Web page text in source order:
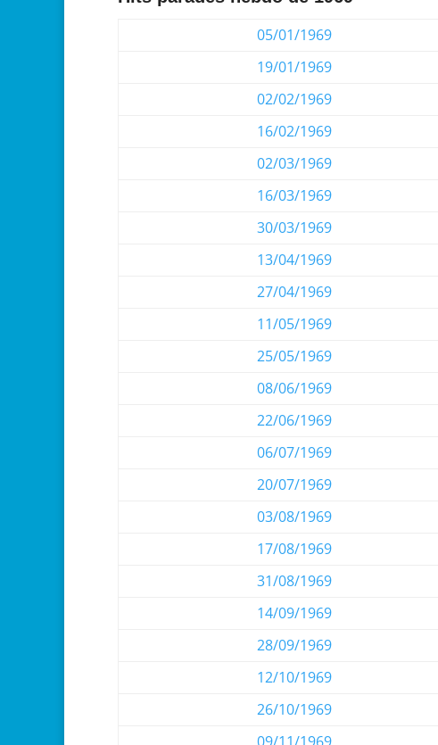
05/01/1969
19/01/1969
02/02/1969
16/02/1969
02/03/1969
16/03/1969
30/03/1969
13/04/1969
27/04/1969
11/05/1969
25/05/1969
08/06/1969
22/06/1969
06/07/1969
20/07/1969
03/08/1969
17/08/1969
31/08/1969
14/09/1969
28/09/1969
12/10/1969
26/10/1969